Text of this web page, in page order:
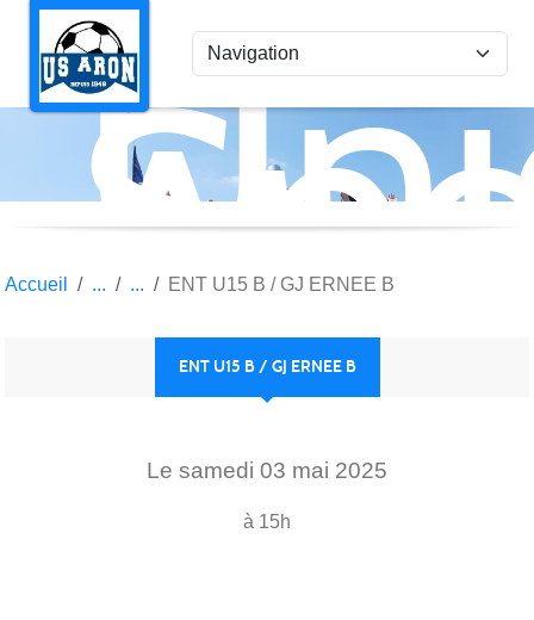
Accueil ENT U15 B / GJ ERNEE B
ENT U15 B / GJ ERNEE B
Le samedi 03 mai 2025
à 15h
Panneau de gestion des cookies